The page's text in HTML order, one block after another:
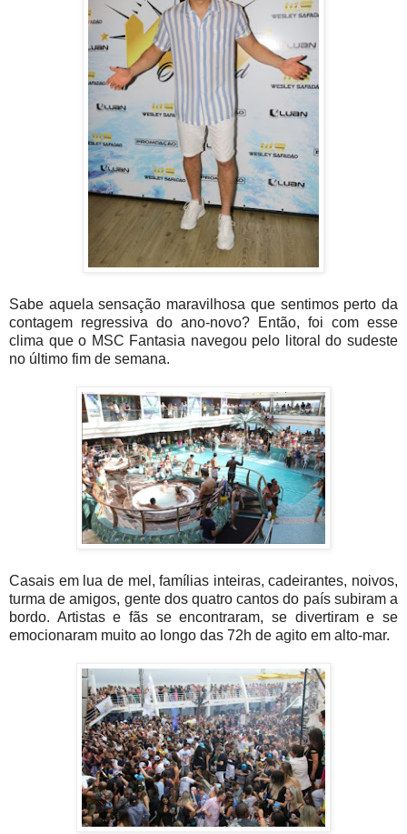
Sabe aquela sensação maravilhosa que sentimos perto da
contagem regressiva do ano-novo? Então, foi com esse
clima que o MSC Fantasia navegou pelo litoral do sudeste
no último fim de semana.
Casais em lua de mel, famílias inteiras, cadeirantes, noivos,
turma de amigos, gente dos quatro cantos do país subiram a
bordo. Artistas e fãs se encontraram, se divertiram e se
emocionaram muito ao longo das 72h de agito em alto-mar.